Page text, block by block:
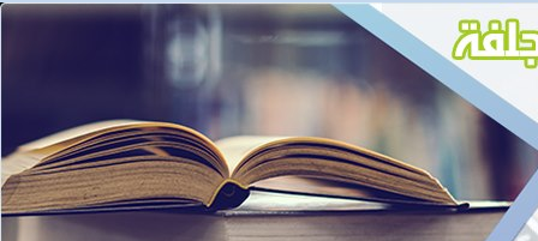
Prévalence des motifs de saisies dans deux abattoirs de la wilaya de